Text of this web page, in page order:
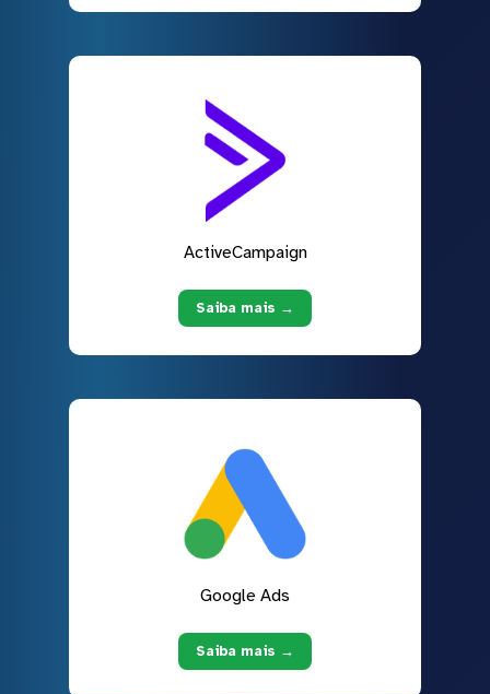
ActiveCampaign
Saiba mais →
Google Ads
Saiba mais →